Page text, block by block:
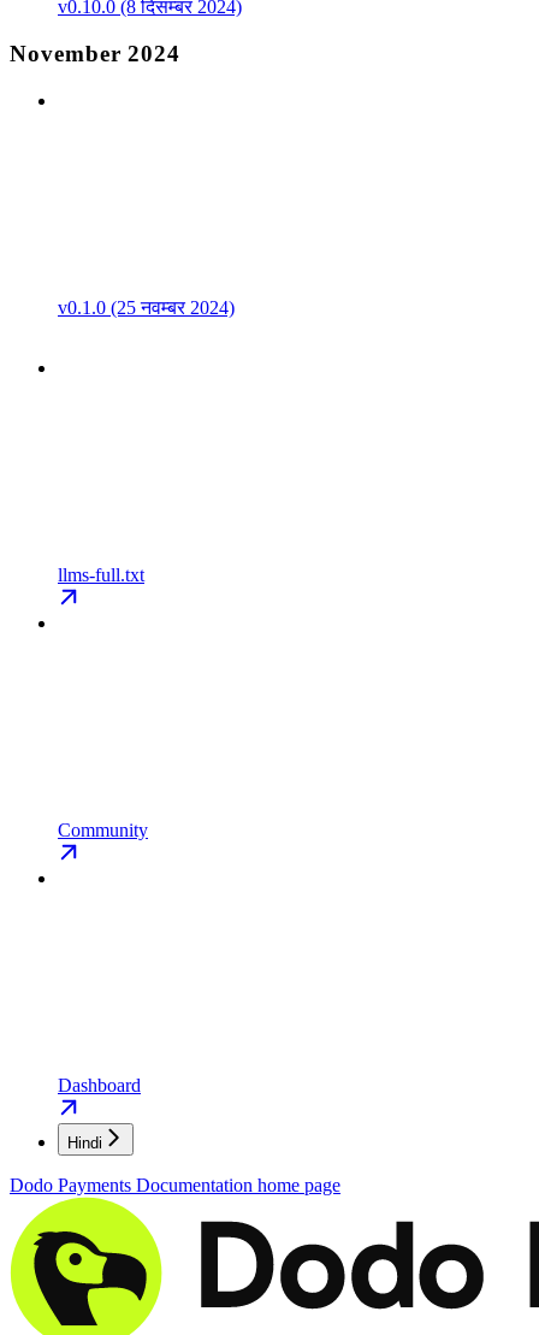
v0.10.0 (8 दिसम्बर 2024)
November 2024
v0.1.0 (25 नवम्बर 2024)
llms-full.txt
Community
Dashboard
Hindi
Dodo Payments Documentation home page